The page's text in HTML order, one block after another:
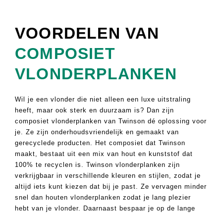
Nautic
Freespakketten
Loof- en naaldhout
Fineer / HPL platen
Scheepsvloeren
Projecten
Meer weten over Miedema?
Referenties
Downloads
Missie & visie
Forza Iza gevelbekleding
Wat is Forza Iza?
Monsterbox aanvragen?
Offerte aanvragen?
VOORDELEN VAN
COMPOSIET
VLONDERPLANKEN
Wil je een vlonder die niet alleen een luxe uitstraling
heeft, maar ook sterk en duurzaam is? Dan zijn
composiet vlonderplanken van Twinson dé oplossing voor
je. Ze zijn onderhoudsvriendelijk en gemaakt van
gerecyclede producten. Het composiet dat Twinson
maakt, bestaat uit een mix van hout en kunststof dat
100% te recyclen is. Twinson vlonderplanken zijn
verkrijgbaar in verschillende kleuren en stijlen, zodat je
altijd iets kunt kiezen dat bij je past. Ze vervagen minder
snel dan houten vlonderplanken zodat je lang plezier
hebt van je vlonder. Daarnaast bespaar je op de lange